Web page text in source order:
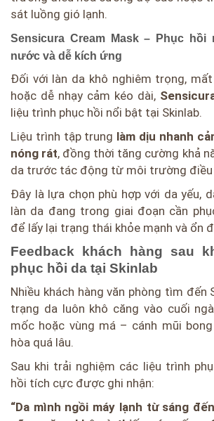
sát luồng gió lạnh.
Sensicura Cream Mask – Phục hồi
nước và dễ kích ứng
Đối với làn da khô nghiêm trọng,
hoặc dễ nhạy cảm kéo dài,
liệu trình phục hồi nổi bật tại Skinlab.
Liệu trình tập trung làm dịu nhanh
nóng rát, đồng thời tăng cường khả
da trước tác động từ môi trường điều
Đây là lựa chọn phù hợp với da yếu,
làn da đang trong giai đoạn cần
để lấy lại trạng thái khỏe mạnh và ổn
Feedback khách hàng sau
phục hồi da tại Skinlab
Nhiều khách hàng văn phòng tìm đến
trạng da luôn khô căng vào cuối
mốc hoặc vùng má – cánh mũi
hòa quá lâu.
Sau khi trải nghiệm các liệu trình
hồi tích cực được ghi nhận:
“Da mình ngồi máy lạnh từ sáng